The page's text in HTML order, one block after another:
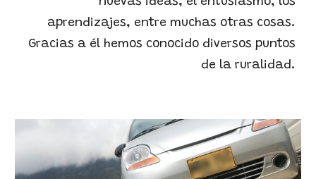
aprendizajes, entre muchas otras cosas.
Gracias a él hemos conocido diversos puntos
de la ruralidad.